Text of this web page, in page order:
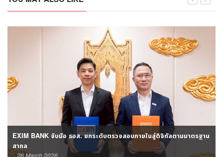
EXIM BANK จับมือ ธอส. ยกระดับตรวจสอบภายในสู่ดิจิทัลตามมาตรฐาน
ข้อมูลประจำวัน